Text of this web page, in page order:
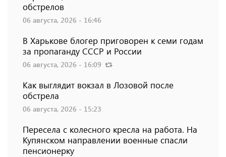
обстрелов
06 августа, 2026 - 16:46
В Харькове блогер приговорен к семи годам
за пропаганду СССР и России
06 августа, 2026 - 16:09
Как выглядит вокзал в Лозовой после
обстрела
06 августа, 2026 - 15:23
Пересела с колесного кресла на работа. На
Купянском направлении военные спасли
пенсионерку